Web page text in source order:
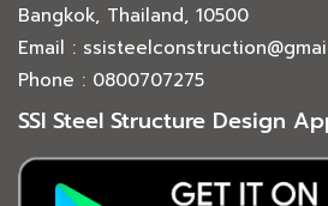
Bangkok, Thailand, 10500
Email :
Phone : 0800707275
SSI Steel Structure Design